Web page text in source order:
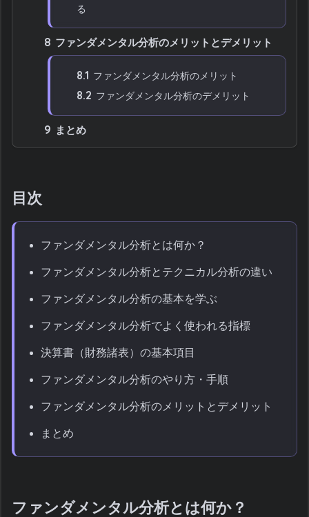
る
8 ファンダメンタル分析のメリットとデメリット
8.1 ファンダメンタル分析のメリット
8.2 ファンダメンタル分析のデメリット
9 まとめ
目次
ファンダメンタル分析とは何か？
ファンダメンタル分析とテクニカル分析の違い
ファンダメンタル分析の基本を学ぶ
ファンダメンタル分析でよく使われる指標
決算書（財務諸表）の基本項目
ファンダメンタル分析のやり方・手順
ファンダメンタル分析のメリットとデメリット
まとめ
ファンダメンタル分析とは何か？